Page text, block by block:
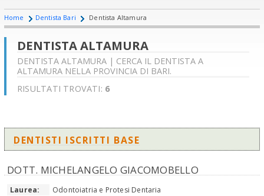
Home Dentista Bari Dentista Altamura
DENTISTA ALTAMURA
DENTISTA ALTAMURA | CERCA IL DENTISTA A
ALTAMURA NELLA PROVINCIA DI BARI.
RISULTATI TROVATI: 6
DENTISTI ISCRITTI BASE
DOTT. MICHELANGELO GIACOMOBELLO
Laurea: Odontoiatria e Protesi Dentaria